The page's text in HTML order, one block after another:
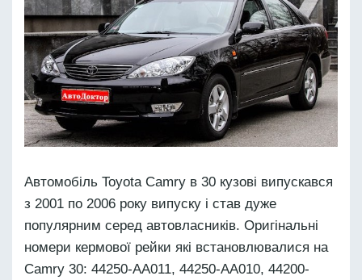
Автомобіль Toyota Camry в 30 кузові випускався
з 2001 по 2006 року випуску і став дуже
популярним серед автовласників. Оригінальні
номери кермової рейки які встановлювалися на
Camry 30: 44250-AA011, 44250-AA010, 44200-